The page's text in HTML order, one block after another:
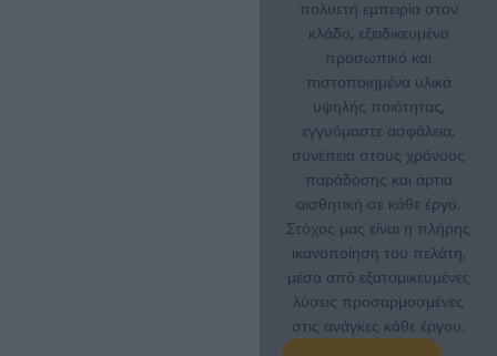
πολυετή εμπειρία στον
κλάδο, εξειδικευμένο
προσωπικό και
πιστοποιημένα υλικά
υψηλής ποιότητας,
εγγυόμαστε ασφάλεια,
συνέπεια στους χρόνους
παράδοσης και άρτια
αισθητική σε κάθε έργο.
Στόχος μας είναι η πλήρης
ικανοποίηση του πελάτη,
μέσα από εξατομικευμένες
λύσεις προσαρμοσμένες
στις ανάγκες κάθε έργου.